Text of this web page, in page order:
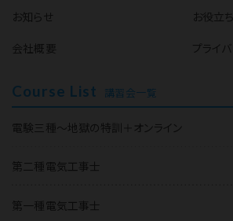
お知らせ
お役立
会社概要
プライ
Course List 講習会一覧
電験三種～地獄の特訓＋オンライン
第二種電気工事士
第一種電気工事士